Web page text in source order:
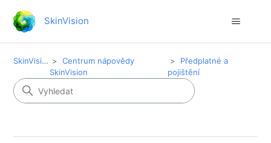
SkinVision
SkinVision
Centrum nápovědy
SkinVision
Předplatné a
pojištění